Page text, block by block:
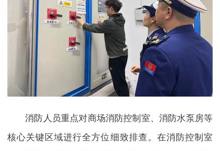
消防人员重点对商场消防控制室、消防水泵房等
核心关键区域进行全方位细致排查。在消防控制室